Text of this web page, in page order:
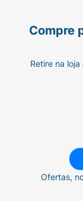
Compre
Retire na
Ofertas,